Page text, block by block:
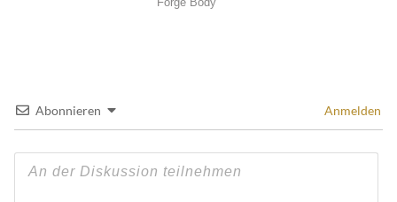
Abonnieren Anmelden